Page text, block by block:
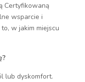
Certyfikowaną
wsparcie i
w jakim miejscu
lub dyskomfort.